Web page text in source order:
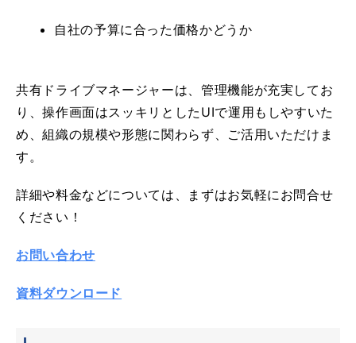
自社の予算に合った価格かどうか
共有ドライブマネージャーは、管理機能が充実してお
り、操作画面はスッキリとしたUIで運用もしやすいた
め、組織の規模や形態に関わらず、ご活用いただけま
す。
詳細や料金などについては、まずはお気軽にお問合せ
ください！
お問い合わせ
資料ダウンロード